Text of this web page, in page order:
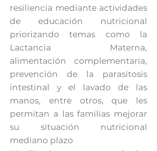
resiliencia mediante actividades
de educación nutricional
priorizando temas como la
Lactancia Materna,
alimentación complementaria,
prevención de la parasitosis
intestinal y el lavado de las
manos, entre otros, que les
permitan a las familias mejorar
su situación nutricional
mediano plazo